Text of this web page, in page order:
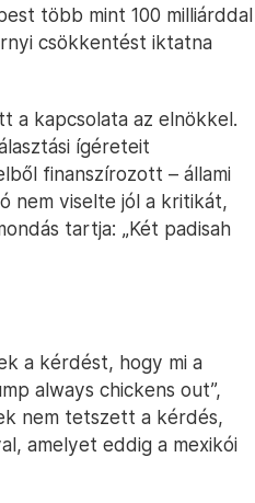
több mint 100 milliárddal
csökkentést iktatna
a kapcsolata az elnökkel.
ígéreteit
finanszírozott – állami
nem viselte jól a kritikát,
tartja: „Két padisah
a kérdést, hogy mi a
always chickens out”,
nem tetszett a kérdés,
amelyet eddig a mexikói